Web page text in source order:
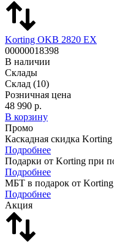
Korting OKB 2820 EX
00000018398
В наличии
Склады
Склад (10)
Розничная цена
48 990 р.
В корзину
Промо
Каскадная скидка Korting
Подробнее
Подарки от Korting при
Подробнее
МБТ в подарок от
Подробнее
Акция